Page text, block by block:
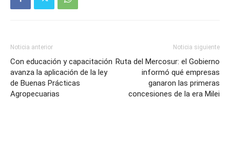
Noticia anterior
Con educación y capacitación
avanza la aplicación de la ley
de Buenas Prácticas
Agropecuarias
Noticia siguiente
Ruta del Mercosur: el Gobierno
informó qué empresas
ganaron las primeras
concesiones de la era Milei